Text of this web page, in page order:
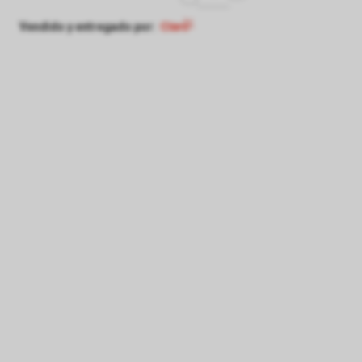
Vendido y entregado por: